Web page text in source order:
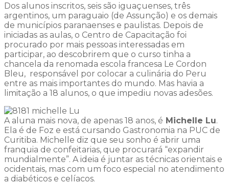
Dos alunos inscritos, seis são iguaçuenses, três
argentinos, um paraguaio (de Assunção) e os demais
de municípios paranaenses e paulistas. Depois de
iniciadas as aulas, o Centro de Capacitação foi
procurado por mais pessoas interessadas em
participar, ao descobrirem que o curso tinha a
chancela da renomada escola francesa Le Cordon
Bleu, responsável por colocar a culinária do Peru
entre as mais importantes do mundo. Mas havia a
limitação a 18 alunos, o que impediu novas adesões.
A aluna mais nova, de apenas 18 anos, é Michelle Lu.
Ela é de Foz e está cursando Gastronomia na PUC de
Curitiba. Michelle diz que seu sonho é abrir uma
franquia de confeitarias, que procurará “expandir
mundialmente”. A ideia é juntar as técnicas orientais e
ocidentais, mas com um foco especial no atendimento
a diabéticos e celíacos.